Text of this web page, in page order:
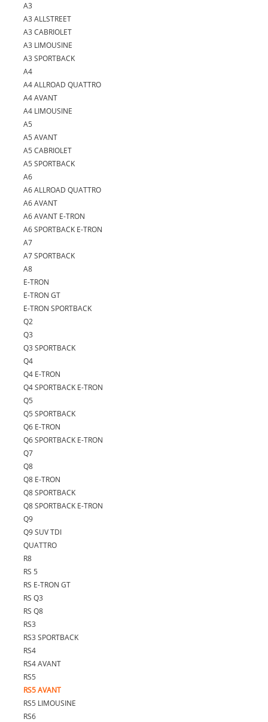
A3
A3 ALLSTREET
A3 CABRIOLET
A3 LIMOUSINE
A3 SPORTBACK
A4
A4 ALLROAD QUATTRO
A4 AVANT
A4 LIMOUSINE
A5
A5 AVANT
A5 CABRIOLET
A5 SPORTBACK
A6
A6 ALLROAD QUATTRO
A6 AVANT
A6 AVANT E-TRON
A6 SPORTBACK E-TRON
A7
A7 SPORTBACK
A8
E-TRON
E-TRON GT
E-TRON SPORTBACK
Q2
Q3
Q3 SPORTBACK
Q4
Q4 E-TRON
Q4 SPORTBACK E-TRON
Q5
Q5 SPORTBACK
Q6 E-TRON
Q6 SPORTBACK E-TRON
Q7
Q8
Q8 E-TRON
Q8 SPORTBACK
Q8 SPORTBACK E-TRON
Q9
Q9 SUV TDI
QUATTRO
R8
RS 5
RS E-TRON GT
RS Q3
RS Q8
RS3
RS3 SPORTBACK
RS4
RS4 AVANT
RS5
RS5 AVANT
RS5 LIMOUSINE
RS6